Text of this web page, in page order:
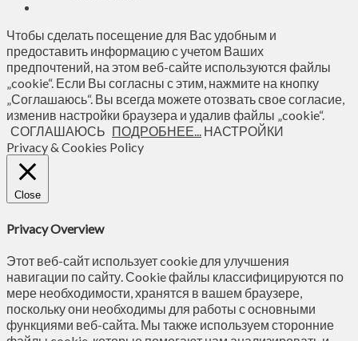
Чтобы сделать посещение для Вас удобным и
предоставить информацию с учетом Ваших
предпочтений, на этом веб-сайте используются файлы
„cookie“. Если Вы согласны с этим, нажмите на кнопку
„Соглашаюсь“. Вы всегда можете отозвать свое согласие,
изменив настройки браузера и удалив файлы „cookie“.
СОГЛАШАЮСЬ ПОДРОБНЕЕ... НАСТРОЙКИ
Privacy & Cookies Policy
Close
Privacy Overview
Этот веб-сайт использует cookie для улучшения
навигации по сайту. Сookie файлы классифицируются по
мере необходимости, хранятся в вашем браузере,
поскольку они необходимы для работы с основными
функциями веб-сайта. Мы также используем сторонние